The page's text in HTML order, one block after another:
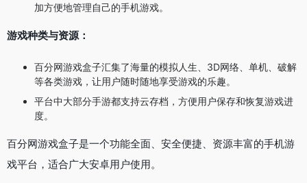
加方便地管理自己的手机游戏。
游戏种类与资源：
百分网游戏盒子汇集了海量的模拟人生、3D网络、单机、破解
等各类游戏，让用户随时随地享受游戏的乐趣。
平台中大部分手游都支持云存档，方便用户保存和恢复游戏进
度。
百分网游戏盒子是一个功能全面、安全便捷、资源丰富的手机游
戏平台，适合广大安卓用户使用。